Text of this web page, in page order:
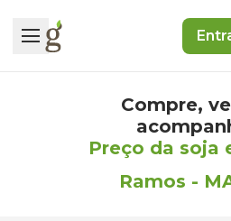
Compre,
Preço da soja
Ramos -